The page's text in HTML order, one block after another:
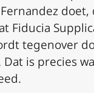
doet,
Fiducia
tegenover
Dat is precies